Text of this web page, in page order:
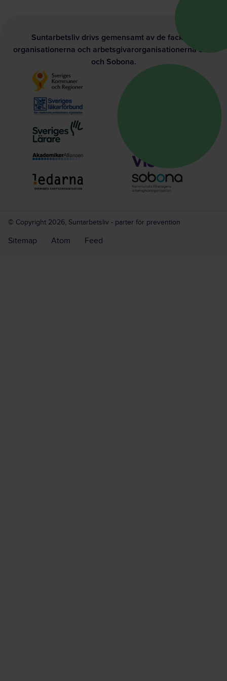
Suntarbetsliv drivs gemensamt av de fackliga
organisationerna och arbetsgivarorganisationerna SKR
och Sobona.
© Copyright 2026, Suntarbetsliv - parter för prevention
Sitemap Atom Feed